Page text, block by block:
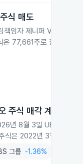
식 매도
책임자 제니퍼 Vecchio
은 77,661주로 집계됐습
주식 매각 계획
년 8월 3일 UBS를 통
식은 2022년 3월 20일
그룹 -1.36%